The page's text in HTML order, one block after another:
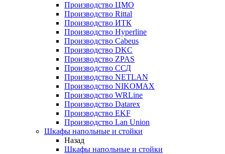
Производство ЦМО
Производство Rittal
Производство ИТК
Производство Hyperline
Производство Cabeus
Производство DKC
Производство ZPAS
Производство ССД
Производство NETLAN
Производство NIKOMAX
Производство WRLine
Производство Datarex
Производство EKF
Производство Lan Union
Шкафы напольные и стойки
Назад
Шкафы напольные и стойки